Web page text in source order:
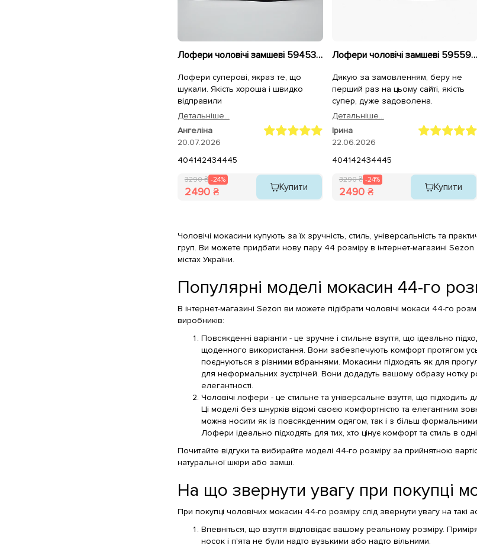
Лофери чоловічі замшеві 594533 Чорні
Лофери суперові, якраз те, що
шукали. Якість хороша і швидко
відправили
Детальнiше...
Ангеліна
20.07.2026
404142434445
3290 ₴ -24%
2490 ₴ Купити
Лофери чоловічі замшеві 595597 Чорні
Дякую за замовленням, беру не
перший раз на цьому сайті, якість
супер, дуже задоволена.
Детальнiше...
Ірина
22.06.2026
404142434445
3290 ₴ -24%
2490 ₴ Купити
Чоловічі мокасини купують за їх зручність, стиль, універсальність та
груп. Ви можете придбати нову пару 44 розміру в інтернет-магазині
містах України.
Популярні моделі мокасин 44-го
В інтернет-магазині Sezon ви можете підібрати чоловічі мокаси 44-го
виробників:
Повсякденні варіанти - це зручне і стильне взуття, що ідеально
щоденного використання. Вони забезпечують комфорт протягом
поєднуються з різними вбраннями. Мокасини підходять як для
для неформальних зустрічей. Вони додадуть вашому образу нотку
елегантності.
Чоловічі лофери - це стильне та універсальне взуття, що підходить
Ці моделі без шнурків відомі своєю комфортністю та елегантним
можна носити як із повсякденним одягом, так і з більш
Лофери ідеально підходять для тих, хто цінує комфорт та стиль в
Почитайте відгуки та вибирайте моделі 44-го розміру за прийнятною
натуральної шкіри або замші.
На що звернути увагу при покупці
При покупці чоловічих мокасин 44-го розміру слід звернути увагу на такі
Впевніться, що взуття відповідає вашому реальному розміру.
носок і п'ята не були надто вузькими або надто вільними.